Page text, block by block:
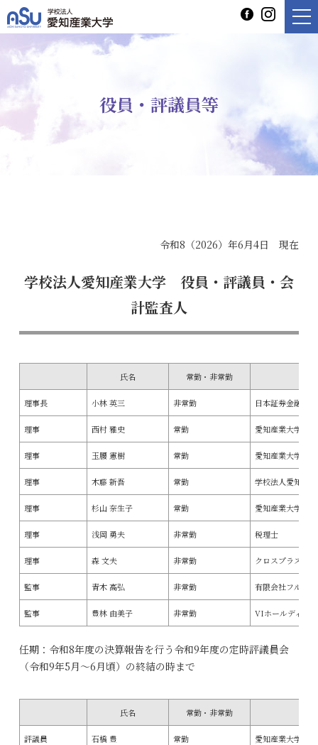
役員・評議員等
令和8（2026）年6月4日 現在
学校法人愛知産業大学 役員・評議員・会
計監査人
氏名 常勤・非常勤
理事長 小林 英三 非常勤 日本証券金融株
理事 西村 雅史 常勤 愛知産業大学学
理事 玉腰 憲樹 常勤 愛知産業大学三
理事 木藤 新吾 常勤 学校法人愛知産
理事 杉山 奈生子 常勤 愛知産業大学大
理事 浅岡 勇夫 非常勤 税理士
理事 森 文夫 非常勤 クロスプラス株
監事 青木 高弘 非常勤 有限会社フルボ
監事 豊林 由美子 非常勤 VIホールディン
任期：令和8年度の決算報告を行う令和9年度の定時評議員会
（令和9年5月～6月頃）の終結の時まで
氏名 常勤・非常勤
評議員 石橋 豊 常勤 愛知産業大学副